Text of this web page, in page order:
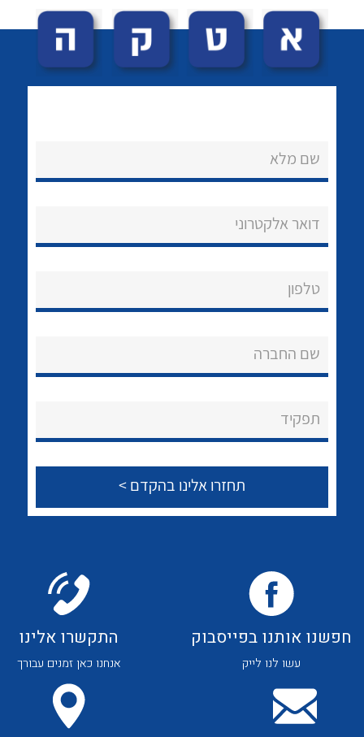
שירותי תמיכה
לכל מוצרי היצרן לכל מוצרי היצרן
לכל מוצרי היצרן לכל מוצרי היצרן
לכל מוצרי היצרן
שם מלא
דואר אלקטרוני
טלפון
שם החברה
תפקיד
חפשנו אותנו בפייסבוק
עשו לנו לייק
התקשרו אלינו
אנחנו כאן זמנים עבורך